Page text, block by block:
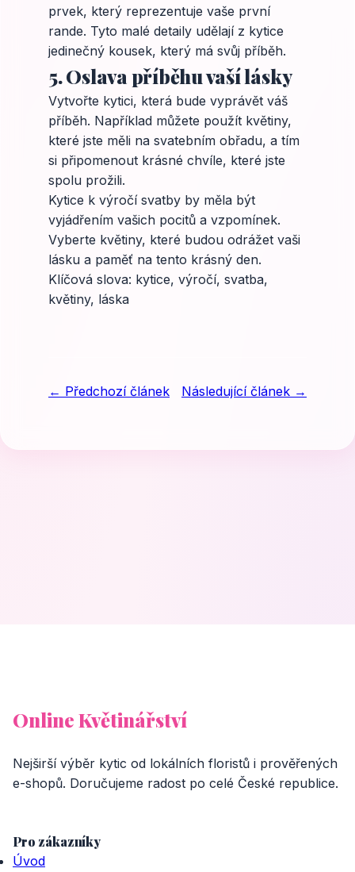
prvek, který reprezentuje vaše první
rande. Tyto malé detaily udělají z kytice
jedinečný kousek, který má svůj příběh.
5. Oslava příběhu vaší lásky
Vytvořte kytici, která bude vyprávět váš
příběh. Například můžete použít květiny,
které jste měli na svatebním obřadu, a tím
si připomenout krásné chvíle, které jste
spolu prožili.
Kytice k výročí svatby by měla být
vyjádřením vašich pocitů a vzpomínek.
Vyberte květiny, které budou odrážet vaši
lásku a paměť na tento krásný den.
Klíčová slova: kytice, výročí, svatba,
květiny, láska
← Předchozí článek Následující článek →
Online Květinářství
Nejširší výběr kytic od lokálních floristů i prověřených
e-shopů. Doručujeme radost po celé České republice.
Pro zákazníky
Úvod